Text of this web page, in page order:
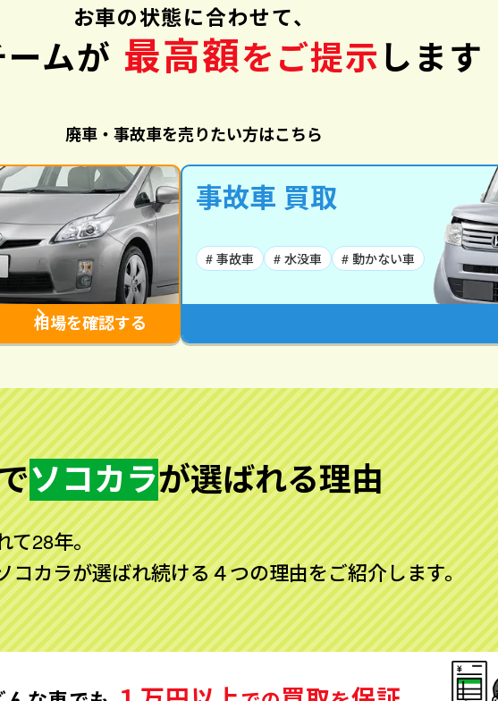
お車の状態に合わせて、
ムが 最高額をご提示します
廃車・事故車を売りたい方はこちら
相場を確認する
事故車 買取
# 事故車 # 水没車 # 動かない車
ソコカラが選ばれる理由
て28年。
コカラが選ばれ続ける４つの理由をご紹介します。